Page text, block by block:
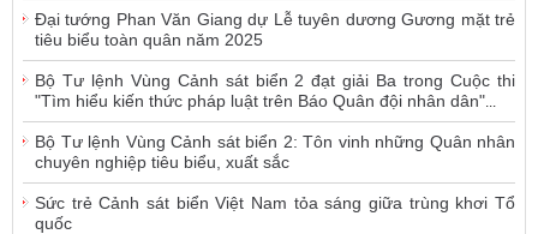
Đại tướng Phan Văn Giang dự Lễ tuyên dương Gương mặt trẻ
tiêu biểu toàn quân năm 2025
Bộ Tư lệnh Vùng Cảnh sát biển 2 đạt giải Ba trong Cuộc thi
"Tìm hiểu kiến thức pháp luật trên Báo Quân đội nhân dân"...
Bộ Tư lệnh Vùng Cảnh sát biển 2: Tôn vinh những Quân nhân
chuyên nghiệp tiêu biểu, xuất sắc
Sức trẻ Cảnh sát biển Việt Nam tỏa sáng giữa trùng khơi Tổ
quốc